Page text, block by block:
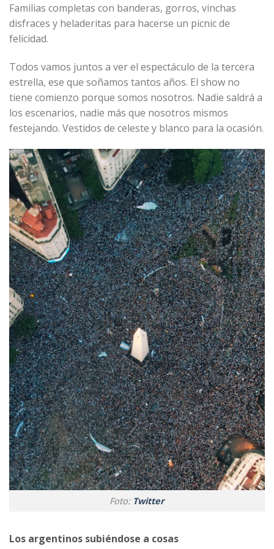
Familias completas con banderas, gorros, vinchas
disfraces y heladeritas para hacerse un picnic de
felicidad.
Todos vamos juntos a ver el espectáculo de la tercera
estrella, ese que soñamos tantos años. El show no
tiene comienzo porque somos nosotros. Nadie saldrá a
los escenarios, nadie más que nosotros mismos
festejando. Vestidos de celeste y blanco para la ocasión.
Foto: Twitter
Los argentinos subiéndose a cosas